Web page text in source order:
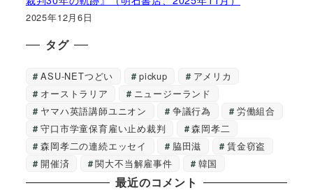
2025年12月6日
タグ
ASU-NETつどい pickup
アメリカ
オーストラリア
ニュージーランド
ヤマハ英語講師ユニオン
争議行為
労働組合
守口市学童保育雇い止め裁判
森岡孝二
森岡孝二の連続エッセイ
脇田滋
賃金窃盗
開催済
関大不当解雇事件 韓国
最近のコメント